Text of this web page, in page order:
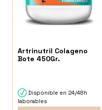
Artrinutril Colageno
Bote 450Gr.
Disponible en 24/48h
laborables